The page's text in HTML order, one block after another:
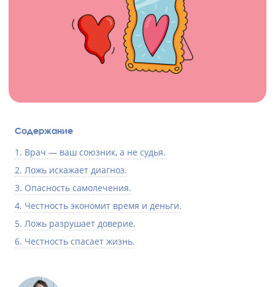
Содержание
1. Врач — ваш союзник, а не судья.
2. Ложь искажает диагноз.
3. Опасность самолечения.
4. Честность экономит время и деньги.
5. Ложь разрушает доверие.
6. Честность спасает жизнь.